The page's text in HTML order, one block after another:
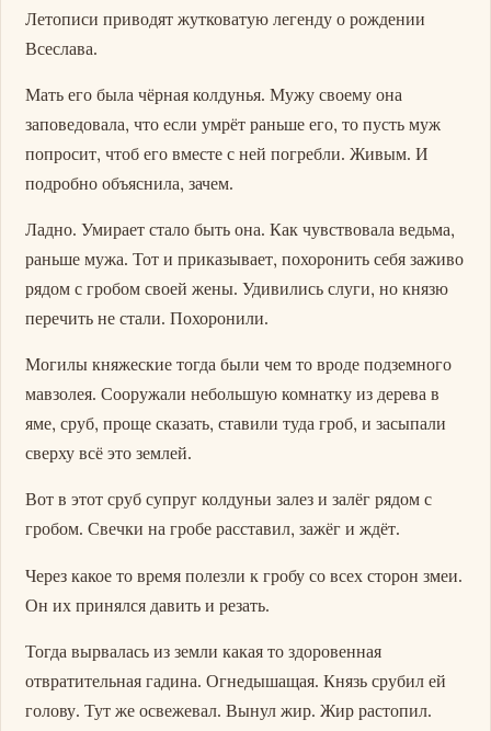
Летописи приводят жутковатую легенду о рождении
Всеслава.
Мать его была чёрная колдунья. Мужу своему она
заповедовала, что если умрёт раньше его, то пусть муж
попросит, чтоб его вместе с ней погребли. Живым. И
подробно объяснила, зачем.
Ладно. Умирает стало быть она. Как чувствовала ведьма,
раньше мужа. Тот и приказывает, похоронить себя заживо
рядом с гробом своей жены. Удивились слуги, но князю
перечить не стали. Похоронили.
Могилы княжеские тогда были чем то вроде подземного
мавзолея. Сооружали небольшую комнатку из дерева в
яме, сруб, проще сказать, ставили туда гроб, и засыпали
сверху всё это землей.
Вот в этот сруб супруг колдуньи залез и залёг рядом с
гробом. Свечки на гробе расставил, зажёг и ждёт.
Через какое то время полезли к гробу со всех сторон змеи.
Он их принялся давить и резать.
Тогда вырвалась из земли какая то здоровенная
отвратительная гадина. Огнедышащая. Князь срубил ей
голову. Тут же освежевал. Вынул жир. Жир растопил.